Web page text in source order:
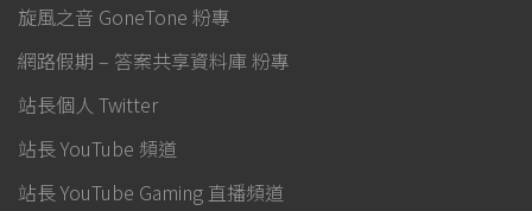
旋風之音 GoneTone 粉專
網路假期 – 答案共享資料庫 粉專
站長個人 Twitter
站長 YouTube 頻道
站長 YouTube Gaming 直播頻道